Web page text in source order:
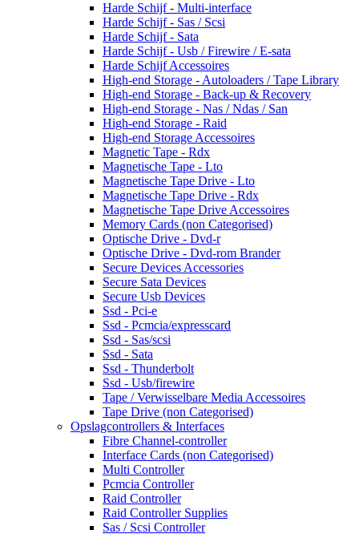
Harde Schijf - Multi-interface
Harde Schijf - Sas / Scsi
Harde Schijf - Sata
Harde Schijf - Usb / Firewire / E-sata
Harde Schijf Accessoires
High-end Storage - Autoloaders / Tape Library
High-end Storage - Back-up & Recovery
High-end Storage - Nas / Ndas / San
High-end Storage - Raid
High-end Storage Accessoires
Magnetic Tape - Rdx
Magnetische Tape - Lto
Magnetische Tape Drive - Lto
Magnetische Tape Drive - Rdx
Magnetische Tape Drive Accessoires
Memory Cards (non Categorised)
Optische Drive - Dvd-r
Optische Drive - Dvd-rom Brander
Secure Devices Accessories
Secure Sata Devices
Secure Usb Devices
Ssd - Pci-e
Ssd - Pcmcia/expresscard
Ssd - Sas/scsi
Ssd - Sata
Ssd - Thunderbolt
Ssd - Usb/firewire
Tape / Verwisselbare Media Accessoires
Tape Drive (non Categorised)
Opslagcontrollers & Interfaces
Fibre Channel-controller
Interface Cards (non Categorised)
Multi Controller
Pcmcia Controller
Raid Controller
Raid Controller Supplies
Sas / Scsi Controller